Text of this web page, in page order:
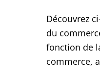
Découvrez
du
fonction de
commerce,